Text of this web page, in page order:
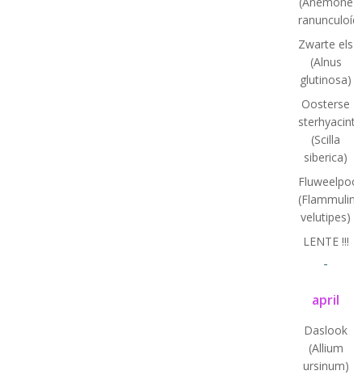
Zwarte els
(Alnus
glutinosa)
Oosterse
sterhyacint
(Scilla
siberica)
(Flammulina
velutipes)
LENTE !!!
-
april
Daslook
(Allium
ursinum)